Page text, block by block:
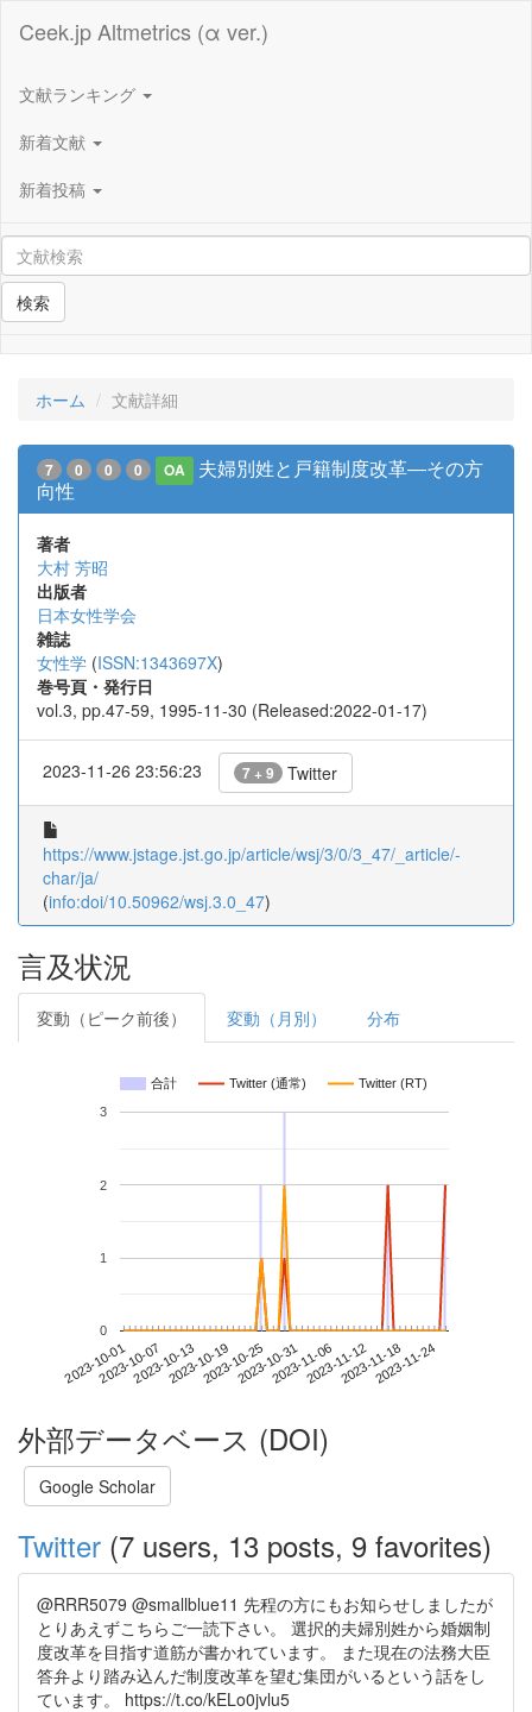
Ceek.jp Altmetrics (α ver.)
文献ランキング
新着文献
新着投稿
検索
ホーム 文献詳細
7 0 0 0 OA
夫婦別姓と戸籍制度改革―その方
向性
著者
大村 芳昭
出版者
日本女性学会
雑誌
女性学 (ISSN:1343697X)
巻号頁・発行日
vol.3, pp.47-59, 1995-11-30 (Released:2022-01-17)
2023-11-26 23:56:23 7 + 9 Twitter
https://www.jstage.jst.go.jp/article/wsj/3/0/3_47/_article/-
char/ja/
(info:doi/10.50962/wsj.3.0_47)
言及状況
変動（ピーク前後） 変動（月別） 分布
合計 Twitter (通常) Twitter (RT)
2023-10-012023-10-072023-10-132023-10-192023-10-252023-10-312023-11-062023-11-122023-11-182023-11-24
0
1
2
3
外部データベース (DOI)
Google Scholar
Twitter (7 users, 13 posts, 9 favorites)
@RRR5079 @smallblue11 先程の方にもお知らせしましたが
とりあえずこちらご一読下さい。 選択的夫婦別姓から婚姻制
度改革を目指す道筋が書かれています。 また現在の法務大臣
答弁より踏み込んだ制度改革を望む集団がいるという話をし
ています。 https://t.co/kELo0jvlu5